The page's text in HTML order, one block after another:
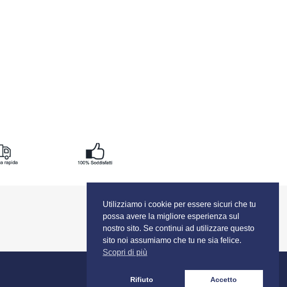
Utilizziamo i cookie per essere sicuri che tu
possa avere la migliore esperienza sul
nostro sito. Se continui ad utilizzare questo
sito noi assumiamo che tu ne sia felice.
Scopri di più
Rifiuto Accetto